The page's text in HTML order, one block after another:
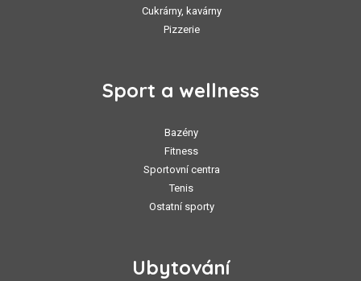
Cukrárny, kavárny
Pizzerie
Sport a wellness
Bazény
Fitness
Sportovní centra
Tenis
Ostatní sporty
Ubytování